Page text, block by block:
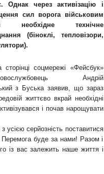
Однак через активізацію і
сил ворога військовим
необхідне технічне
(біноклі, тепловізори,
соцмережі «Фейсбук»
Андрій
з Буська заявив, що зараз
життєво вкрай необхідні
і почав нарощувати
серйозність поставитися
Перемога буде за нами! Разом і
із вас залежить наше життя і